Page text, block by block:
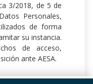
3/2018, de 5 de
Personales,
de forma
su instancia.
de acceso,
ante AESA.